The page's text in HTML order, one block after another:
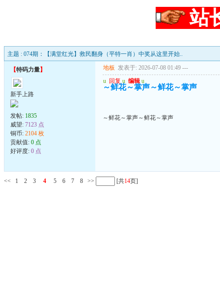
站
主题 : 074期：【满堂红光】救民翻身（平特一肖）中奖从这里开始..
【特码力量】
新手上路
发帖: 1835
威望: 7123 点
铜币: 2104 枚
贡献值: 0 点
好评度: 0 点
地板 发表于: 2026-07-08 01:49 ---
u 回复 u 编辑 u
～鲜花～掌声～鲜花～掌声
～鲜花～掌声～鲜花～掌声
<< 1 2 3 4 5 6 7 8 >> [共14页]